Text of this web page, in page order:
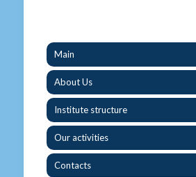
Main
About Us
Institute structure
Our activities
Contacts